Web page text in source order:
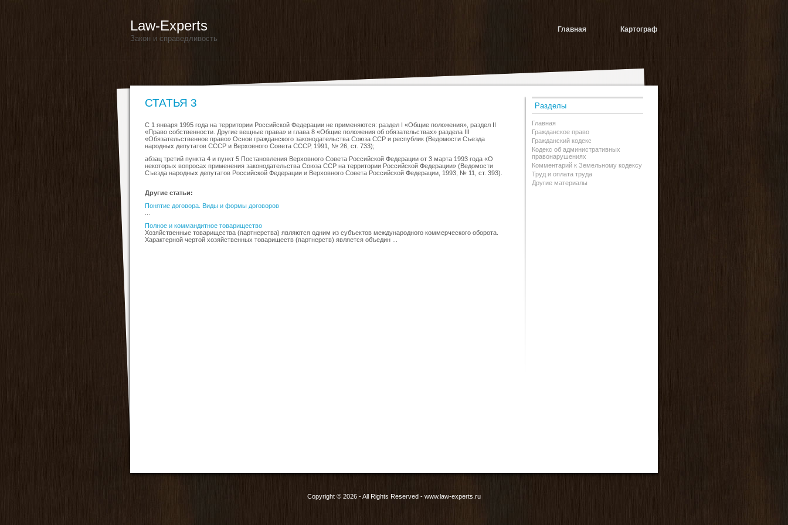
Law-Experts
Закон и справедливость
Главная Картограф
СТАТЬЯ 3
С 1 января 1995 года на территории Российской Федерации не применяются: раздел I «Общие положения», раздел II
«Право собственности. Другие вещные права» и глава 8 «Общие положения об обязательствах» раздела III
«Обязательственное право» Основ гражданского законодательства Союза ССР и республик (Ведомости Съезда
народных депутатов СССР и Верховного Совета СССР, 1991, № 26, ст. 733);
абзац третий пункта 4 и пункт 5 Постановления Верховного Совета Российской Федерации от 3 марта 1993 года «О
некоторых вопросах применения законодательства Союза ССР на территории Российской Федерации» (Ведомости
Съезда народных депутатов Российской Федерации и Верховного Совета Российской Федерации, 1993, № 11, ст. 393).
Другие статьи:
Понятие договора. Виды и формы договоров
Полное и коммандитное товарищество
Хозяйственные товарищества (партнерства) являются одним из субъектов международного коммерческого оборота.
Характерной чертой хозяйственных товариществ (партнерств) является объедин ...
Разделы
Главная
Гражданское право
Гражданский кодекс
Кодекс об административных
правонарушениях
Комментарий к Земельному кодексу
Труд и оплата труда
Другие материалы
Copyright © 2026 - All Rights Reserved - www.law-experts.ru